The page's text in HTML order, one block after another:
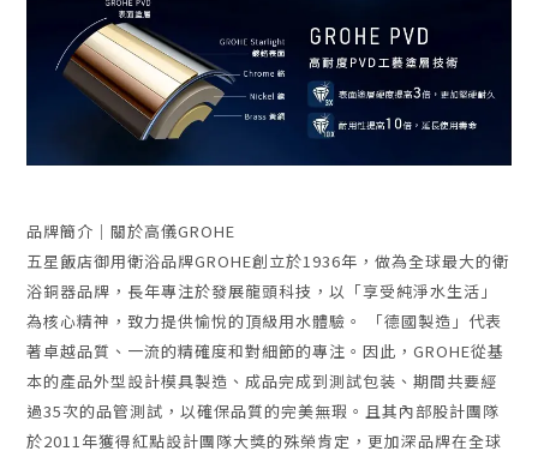
品牌簡介｜關於高儀GROHE
五星飯店御用衛浴品牌GROHE創立於1936年，做為全球最大的衛
浴銅器品牌，長年專注於發展龍頭科技，以「享受純淨水生活」
為核心精神，致力提供愉悅的頂級用水體驗。 「德國製造」代表
著卓越品質、一流的精確度和對細節的專注。因此，GROHE從基
本的產品外型設計模具製造、成品完成到測試包装、期間共要經
過35次的品管測試，以確保品質的完美無瑕。且其內部股計團隊
於2011年獲得紅點設計團隊大獎的殊榮肯定，更加深品牌在全球